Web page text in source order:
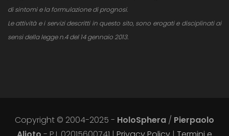
di sintomi e la formulazione di prognosi.
Le attività e i servizi descritti in questo sito, sono erogati e disciplinati ai
sensi della legge n.4 del 14 gennaio 2013.
Copyright © 2004-2025 - HoloSphera / Pierpaolo